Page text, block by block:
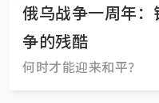
俄乌战争一周年
争的残酷
何时才能迎来和平？